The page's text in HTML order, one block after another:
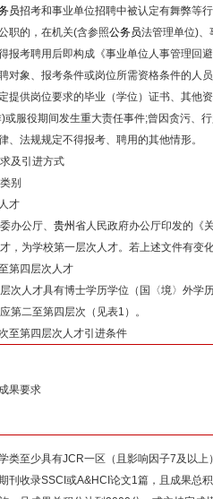
员招考和事业单位招聘中被认定有舞弊等
职的，在机关(含参照公务员法管理单位)、
报考聘用后即构成《事业单位人事管理回
对象、报考条件或岗位所需资格条件的人员
提供岗位要求的毕业（学位）证书、其他
或服役期间发生重大责任事件;曾因贪污、
、法规规定不得报考、聘用的其他情形。
及引进方式
别
才
办公厅、 贵州省人民政府办公厅印发的《
，为学校第一层次人才。若上述文件有变
第四层次人才
次人才具有博士学历学位（国〈境〉外学
第二至第四层次（见表1）。
至第四层次人才引进条件
果要求
类至少具有JCR一区（且影响因子7及以
刊收录SSCI或A&HCI论文1篇，且成果总